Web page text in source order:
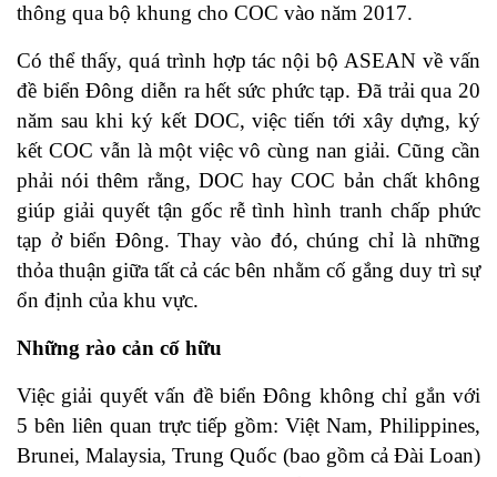
thông qua bộ khung cho COC vào năm 2017.
Có thể thấy, quá trình hợp tác nội bộ ASEAN về vấn
đề biển Đông diễn ra hết sức phức tạp. Đã trải qua 20
năm sau khi ký kết DOC, việc tiến tới xây dựng, ký
kết COC vẫn là một việc vô cùng nan giải. Cũng cần
phải nói thêm rằng, DOC hay COC bản chất không
giúp giải quyết tận gốc rễ tình hình tranh chấp phức
tạp ở biển Đông. Thay vào đó, chúng chỉ là những
thỏa thuận giữa tất cả các bên nhằm cố gắng duy trì sự
ổn định của khu vực.
Những rào cản cố hữu
Việc giải quyết vấn đề biển Đông không chỉ gắn với
5 bên liên quan trực tiếp gồm: Việt Nam, Philippines,
Brunei, Malaysia, Trung Quốc (bao gồm cả Đài Loan)